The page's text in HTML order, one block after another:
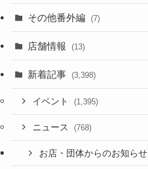
その他番外編 (7)
店舗情報 (13)
新着記事 (3,398)
イベント (1,395)
ニュース (768)
お店・団体からのお知らせ